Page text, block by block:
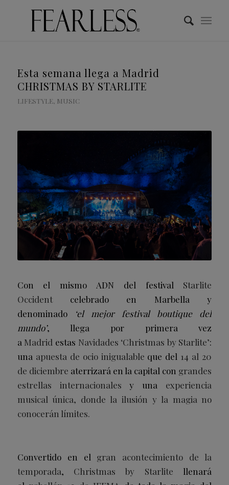
Esta semana llega a Madrid
CHRISTMAS BY STARLITE
LIFESTYLE, MUSIC
Con el mismo ADN del festival Starlite
Occidentcelebrado en Marbella y
denominado
‘el mejor festival boutique del
mundo’, llega por primera vez
a Madrid estas Navidades ‘Christmas by Starlite’:
una apuesta de ocio inigualable que del 14 al 20
de diciembre aterrizará en la capital con grandes
estrellas internacionales y una experiencia
musical única, donde la ilusión y la magia no
conocerán límites.
Convertido en el gran acontecimiento de la
temporada, Christmas by Starlite llenará